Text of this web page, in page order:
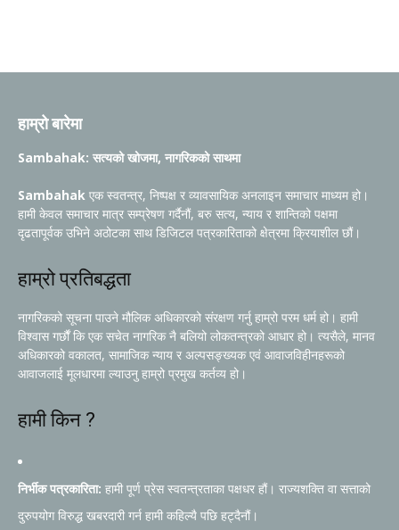
हाम्रो बारेमा
Sambahak: सत्यको खोजमा, नागरिकको साथमा
Sambahak एक स्वतन्त्र, निष्पक्ष र व्यावसायिक अनलाइन समाचार माध्यम हो।
हामी केवल समाचार मात्र सम्प्रेषण गर्दैनौं, बरु सत्य, न्याय र शान्तिको पक्षमा
दृढतापूर्वक उभिने अठोटका साथ डिजिटल पत्रकारिताको क्षेत्रमा क्रियाशील छौं।
हाम्रो प्रतिबद्धता
नागरिकको सूचना पाउने मौलिक अधिकारको संरक्षण गर्नु हाम्रो परम धर्म हो। हामी
विश्वास गर्छौं कि एक सचेत नागरिक नै बलियो लोकतन्त्रको आधार हो। त्यसैले, मानव
अधिकारको वकालत, सामाजिक न्याय र अल्पसङ्ख्यक एवं आवाजविहीनहरूको
आवाजलाई मूलधारमा ल्याउनु हाम्रो प्रमुख कर्तव्य हो।
हामी किन ?
निर्भीक पत्रकारिता: हामी पूर्ण प्रेस स्वतन्त्रताका पक्षधर हौं। राज्यशक्ति वा सत्ताको
दुरुपयोग विरुद्ध खबरदारी गर्न हामी कहिल्यै पछि हट्दैनौं।